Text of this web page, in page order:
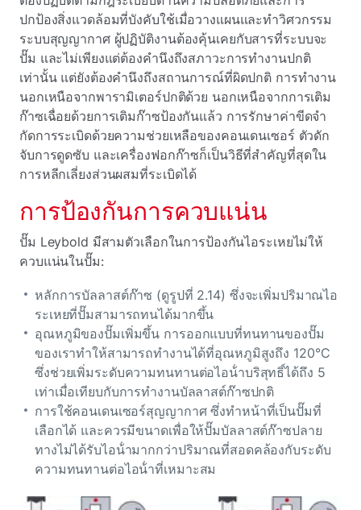
ปกป้องสิ่งแวดล้อมที่บังคับใช้เมื่อวางแผนและทําวิศวกรรม
ระบบสุญญากาศ ผู้ปฏิบัติงานต้องคุ้นเคยกับสารที่ระบบจะ
ปั๊ม และไม่เพียงแต่ต้องคํานึงถึงสภาวะการทํางานปกติ
เท่านั้น แต่ยังต้องคํานึงถึงสถานการณ์ที่ผิดปกติ การทํางาน
นอกเหนือจากพารามิเตอร์ปกติด้วย นอกเหนือจากการเติม
ก๊าซเฉื่อยด้วยการเติมก๊าซป้องกันแล้ว การรักษาค่าขีดจํา
กัดการระเบิดด้วยความช่วยเหลือของคอนเดนเซอร์ ตัวดัก
จับการดูดซับ และเครื่องฟอกก๊าซก็เป็นวิธีที่สําคัญที่สุดใน
การหลีกเลี่ยงส่วนผสมที่ระเบิดได้
การป้องกันการควบแน่น
ปั๊ม Leybold มีสามตัวเลือกในการป้องกันไอระเหยไม่ให้
ควบแน่นในปั๊ม:
หลักการบัลลาสต์ก๊าซ (ดูรูปที่ 2.14) ซึ่งจะเพิ่มปริมาณไอ
ระเหยที่ปั๊มสามารถทนได้มากขึ้น
อุณหภูมิของปั๊มเพิ่มขึ้น การออกแบบที่ทนทานของปั๊ม
ของเราทําให้สามารถทํางานได้ที่อุณหภูมิสูงถึง 120°C
ซึ่งช่วยเพิ่มระดับความทนทานต่อไอน้ําบริสุทธิ์ได้ถึง 5
เท่าเมื่อเทียบกับการทํางานบัลลาสต์ก๊าซปกติ
การใช้คอนเดนเซอร์สุญญากาศซึ่งทําหน้าที่เป็นปั๊มที่
เลือกได้ และควรมีขนาดเพื่อให้ปั๊มบัลลาสต์ก๊าซปลาย
ทางไม่ได้รับไอน้ํามากกว่าปริมาณที่สอดคล้องกับระดับ
ความทนทานต่อไอน้ําที่เหมาะสม